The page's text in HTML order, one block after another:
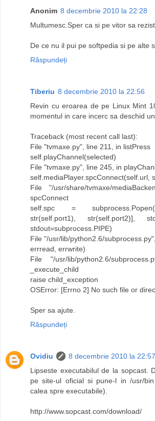
Anonim 8 decembrie 2010 la 22:28
Multumesc.Sper ca si pe vitor sa
De ce nu il pui pe softpedia si pe alte
Răspundeți
Tiberiu 8 decembrie 2010 la 22:56
Revin cu eroarea de pe Linux Mint
momentul in care incerc sa deschid
Traceback (most recent call last):
File "tvmaxe.py", line 211, in listPress
self.playChannel(selected)
File "tvmaxe.py", line 245, in
self.mediaPlayer.spcConnect(self.url,
File "/usr/share/tvmaxe/
spcConnect
self.spc =
str(self.port1), str(self.port2)],
stdout=subprocess.PIPE)
File "/usr/lib/python2.6/
errread, errwrite)
File "/usr/lib/python2.6/
_execute_child
raise child_exception
OSError: [Errno 2] No such file or
Sper sa ajute.
Răspundeți
Ovidiu
8 decembrie 2010 la 22:57
Lipseste executabilul de la sopcast.
pe site-ul oficial si pune-l in /usr/
calea spre executabile).
http://www.sopcast.com/download/